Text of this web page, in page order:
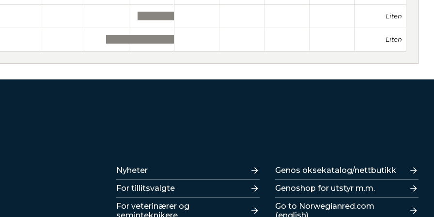
Liten
Liten
Lenker
Nyheter
For tillitsvalgte
For veterinærer og
seminteknikere
Lenker
Genos oksekatalog/nettbutikk
Genoshop for utstyr m.m.
Go to Norwegianred.com
(english)